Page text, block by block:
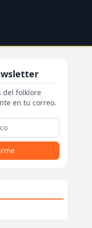
del folklore
en tu correo.